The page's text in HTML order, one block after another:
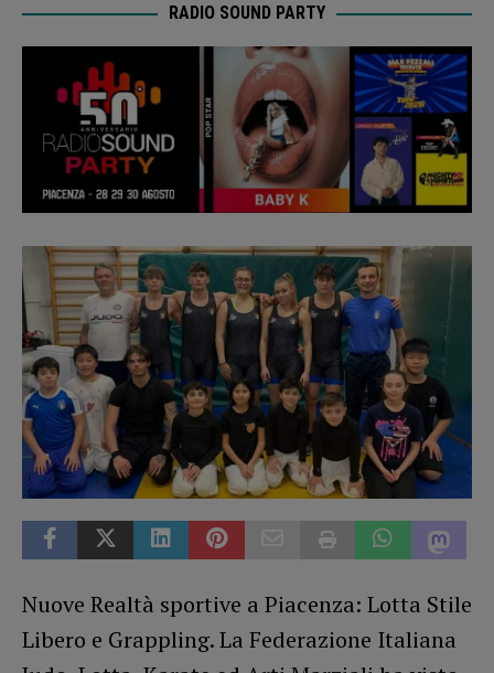
RADIO SOUND PARTY
Nuove Realtà sportive a Piacenza: Lotta Stile
Libero e Grappling. La Federazione Italiana